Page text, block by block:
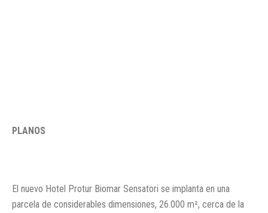
PLANOS
El nuevo Hotel Protur Biomar Sensatori se implanta en una
parcela de considerables dimensiones, 26.000 m², cerca de la